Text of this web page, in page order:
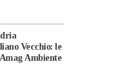
e
Il cibo unisce:
Vecchio: le
Ambiente